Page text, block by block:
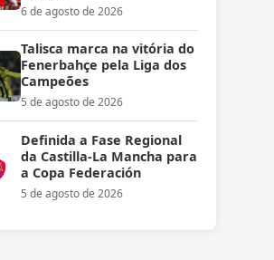
6 de agosto de 2026
Talisca marca na vitória do
Fenerbahçe pela Liga dos
Campeões
5 de agosto de 2026
Definida a Fase Regional
da Castilla-La Mancha para
a Copa Federación
5 de agosto de 2026